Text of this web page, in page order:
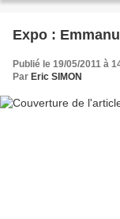
Expo :
Publié le 19/05/2011 à
Par Eric SIMON